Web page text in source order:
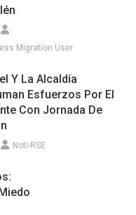
Migration User
Y La Alcaldía
Esfuerzos Por El
Con Jornada De
Noti-RSE